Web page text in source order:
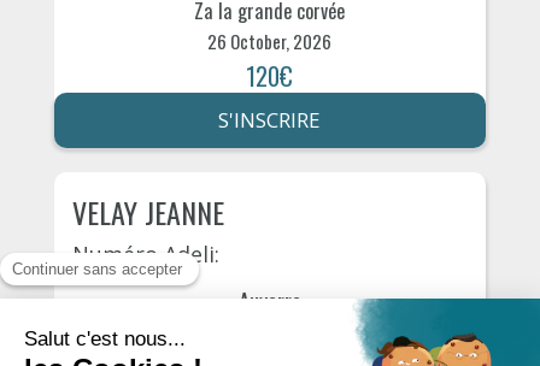
Za la grande corvée
26 October, 2026
120€
S'INSCRIRE
VELAY JEANNE
Numéro Adeli:
Auxerre
Rue des mignottes 105